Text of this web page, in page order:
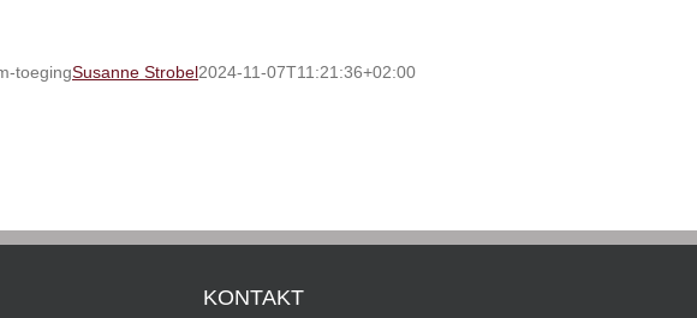
toegingSusanne Strobel2024-11-07T11:21:36+02:00
KONTAKT